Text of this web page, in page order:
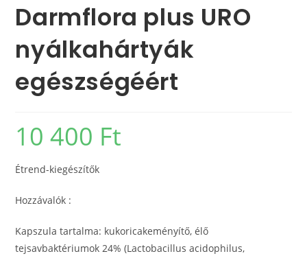
Darmflora plus URO
nyálkahártyák
egészségéért
10 400 Ft
Étrend-kiegészítők
Hozzávalók :
Kapszula tartalma: kukoricakeményítő, élő
tejsavbaktériumok 24% (Lactobacillus acidophilus,